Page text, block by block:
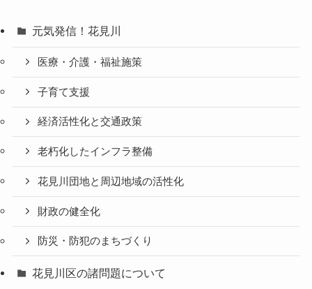
元気発信！花見川
医療・介護・福祉施策
子育て支援
経済活性化と交通政策
老朽化したインフラ整備
花見川団地と周辺地域の活性化
財政の健全化
防災・防犯のまちづくり
花見川区の諸問題について